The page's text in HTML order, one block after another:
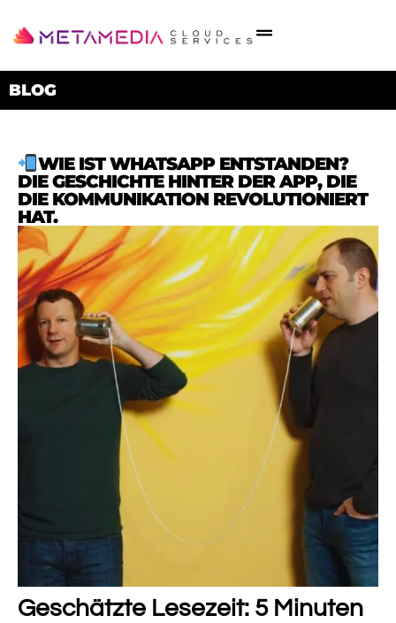
BLOG
WIE IST WHATSAPP ENTSTANDEN?
DIE GESCHICHTE HINTER DER APP, DIE
DIE KOMMUNIKATION REVOLUTIONIERT
HAT.
Geschätzte Lesezeit: 5 Minuten